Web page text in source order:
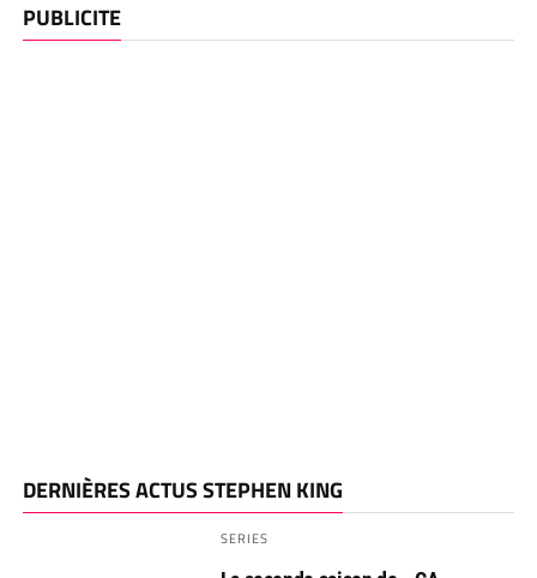
PUBLICITE
DERNIÈRES ACTUS STEPHEN KING
SERIES